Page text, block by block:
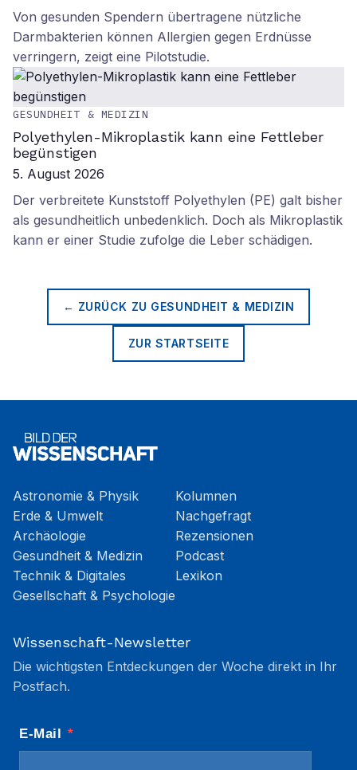
Von gesunden Spendern übertragene nützliche
Darmbakterien können Allergien gegen Erdnüsse
verringern, zeigt eine Pilotstudie.
GESUNDHEIT & MEDIZIN
Polyethylen-Mikroplastik kann eine Fettleber
begünstigen
5. August 2026
Der verbreitete Kunststoff Polyethylen (PE) galt bisher
als gesundheitlich unbedenklich. Doch als Mikroplastik
kann er einer Studie zufolge die Leber schädigen.
← ZURÜCK ZU GESUNDHEIT & MEDIZIN
ZUR STARTSEITE
Astronomie & Physik
Erde & Umwelt
Archäologie
Gesundheit & Medizin
Technik & Digitales
Gesellschaft & Psychologie
Kolumnen
Nachgefragt
Rezensionen
Podcast
Lexikon
Wissenschaft-Newsletter
Die wichtigsten Entdeckungen der Woche direkt in Ihr
Postfach.